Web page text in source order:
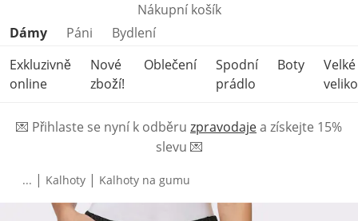
Nákupní košík
Přeskočit kategorie produktů
Dámy Páni
Bydlení
Exkluzivně
online
Nové
zboží!
Oblečení
Spodní
prádlo
Boty
Velké
💌 Přihlaste se nyní k odběru zpravodajea získejte 15%
slevu 💌
... | Kalhoty | Kalhoty na gumu